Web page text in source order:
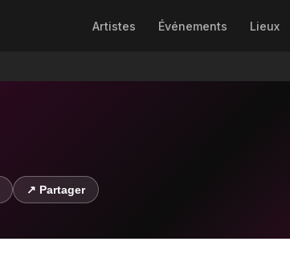
Artistes Événements Lieux
↗ Partager